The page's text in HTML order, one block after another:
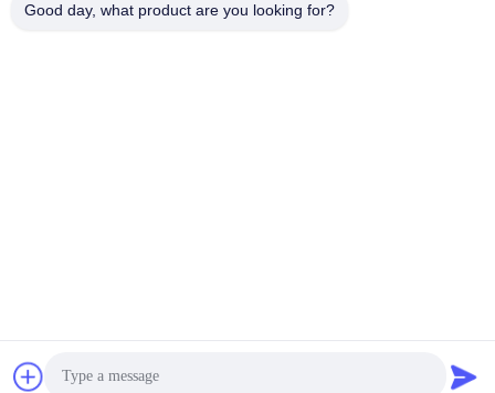
Copyright 2026 ARH Sapphire Co., Ltd . Todos los derechos reservados.
Good day, what product are you looking for?